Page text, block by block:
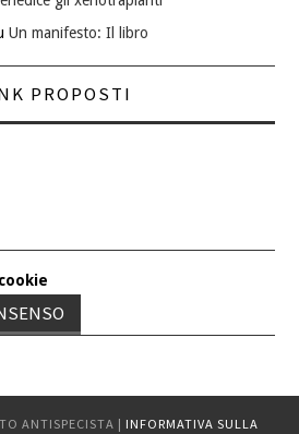
Un manifesto: Il libro
PROPOSTI
ANTISPECISTA | INFORMATIVA SULLA